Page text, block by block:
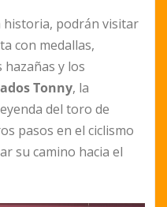
historia, podrán visitar
con medallas,
y los
Tonny, la
del toro de
pasos en el ciclismo
su camino hacia el